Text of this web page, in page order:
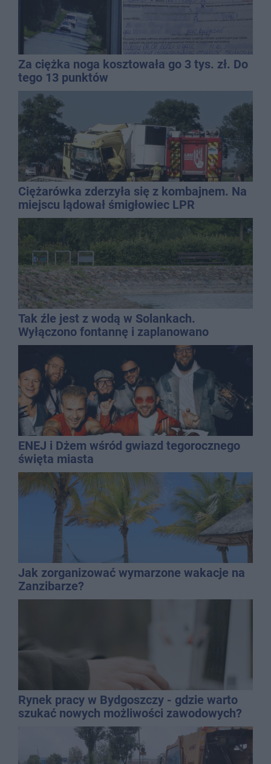
Za ciężka noga kosztowała go 3 tys. zł. Do
tego 13 punktów
Ciężarówka zderzyła się z kombajnem. Na
miejscu lądował śmigłowiec LPR
Tak źle jest z wodą w Solankach.
Wyłączono fontannę i zaplanowano
dolewkę
ENEJ i Dżem wśród gwiazd tegorocznego
święta miasta
Jak zorganizować wymarzone wakacje na
Zanzibarze?
Rynek pracy w Bydgoszczy - gdzie warto
szukać nowych możliwości zawodowych?